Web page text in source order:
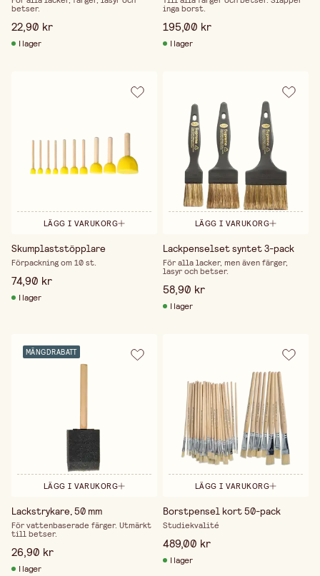
betser.
22,90 kr
I lager
inga borst.
195,00 kr
I lager
LÄGG I VARUKORG
Skumplaststöpplare
Förpackning om 10 st.
74,90 kr
I lager
LÄGG I VARUKORG
Lackpenselset syntet 3-pack
För alla lacker, men även färger,
lasyr och betser.
58,90 kr
I lager
MÄNGDRABATT
LÄGG I VARUKORG
Lackstrykare, 50 mm
För vattenbaserade färger. Utmärkt
till betser.
26,90 kr
I lager
LÄGG I VARUKORG
Borstpensel kort 50-pack
Studiekvalité
489,00 kr
I lager